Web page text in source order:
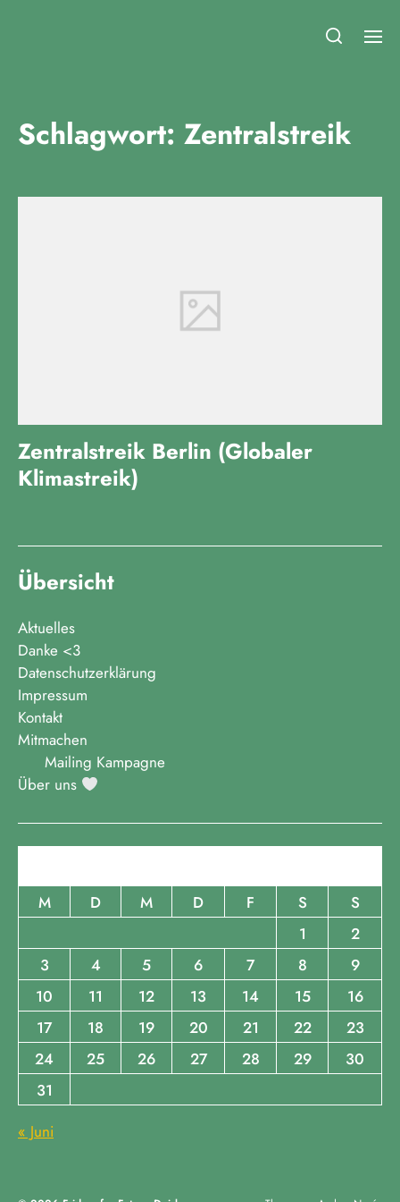
Schlagwort: Zentralstreik
Zentralstreik Berlin (Globaler
Klimastreik)
Übersicht
Aktuelles
Danke <3
Datenschutzerklärung
Impressum
Kontakt
Mitmachen
Mailing Kampagne
Über uns
M
D M D F S
S
1
2
3
4 5 6 7 8
9
10
11 12 13 14 15
16
17
18 19 20 21 22
23
24
25 26 27 28 29
30
31
« Juni